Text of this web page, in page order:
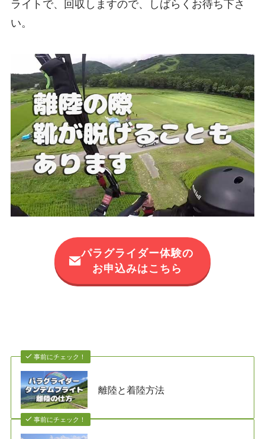
ライトで、回収しますので、しばらくお待ち下さ
い。
パラグライダー体験の
お申込みはこちら
事前にチェック！
離陸と着陸方法
事前にチェック！